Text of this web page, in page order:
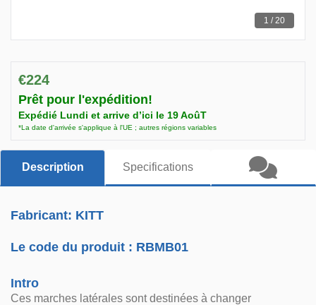
1 / 20
€224
Prêt pour l'expédition!
Expédié Lundi et arrive d’ici le 19 AoûT
*La date d'arrivée s'applique à l'UE ; autres régions variables
Description Specifications
Fabricant: KITT
Le code du produit : RBMB01
Intro
Ces marches latérales sont destinées à changer